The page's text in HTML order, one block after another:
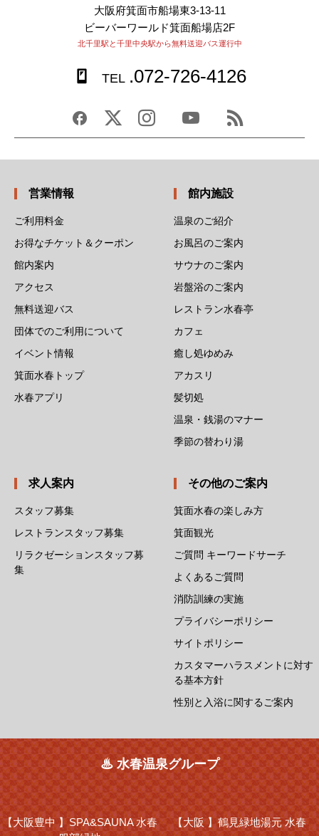
大阪府箕面市船場東3-13-11
ビーバーワールド箕面船場店2F
北千里駅と千里中央駅から無料送迎バス運行中
TEL .072-726-4126
営業情報
ご利用料金
お得なチケット＆クーポン
館内案内
アクセス
無料送迎バス
団体でのご利用について
イベント情報
箕面水春トップ
水春アプリ
館内施設
温泉のご紹介
お風呂のご案内
サウナのご案内
岩盤浴のご案内
レストラン水春亭
カフェ
癒し処ゆめみ
アカスリ
髪切処
温泉・銭湯のマナー
季節の替わり湯
求人案内
スタッフ募集
レストランスタッフ募集
リラクゼーションスタッフ募
集
その他のご案内
箕面水春の楽しみ方
箕面観光
ご質問 キーワードサーチ
よくあるご質問
消防訓練の実施
プライバシーポリシー
サイトポリシー
カスタマーハラスメントに対す
る基本方針
性別と入浴に関するご案内
♨ 水春温泉グループ
【大阪豊中 】SPA&SAUNA 水春
【大阪 】鶴見緑地湯元 水春